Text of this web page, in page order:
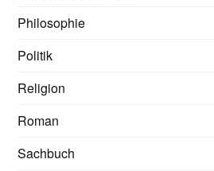
Philosophie
Politik
Religion
Roman
Sachbuch